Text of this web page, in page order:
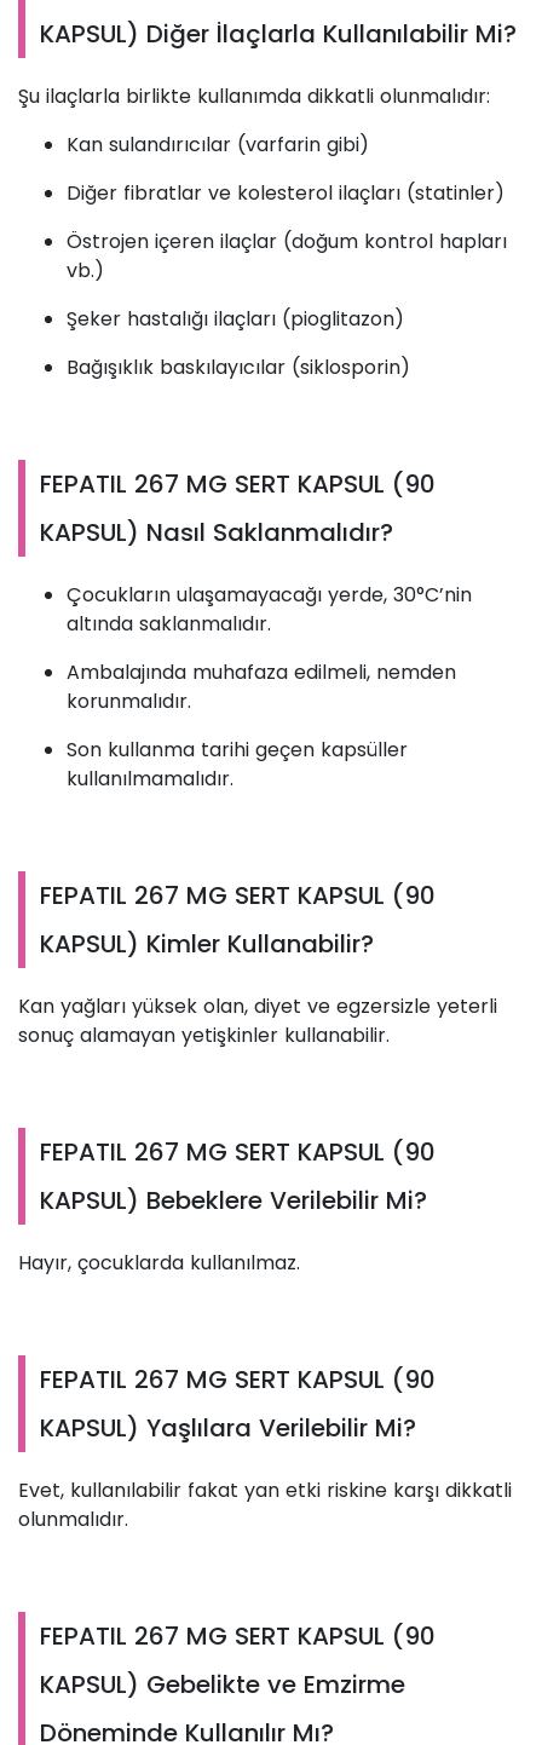
KAPSUL) Diğer İlaçlarla Kullanılabilir Mi?
Şu ilaçlarla birlikte kullanımda dikkatli olunmalıdır:
Kan sulandırıcılar (varfarin gibi)
Diğer fibratlar ve kolesterol ilaçları (statinler)
Östrojen içeren ilaçlar (doğum kontrol hapları
vb.)
Şeker hastalığı ilaçları (pioglitazon)
Bağışıklık baskılayıcılar (siklosporin)
FEPATIL 267 MG SERT KAPSUL (90
KAPSUL) Nasıl Saklanmalıdır?
Çocukların ulaşamayacağı yerde, 30°C’nin
altında saklanmalıdır.
Ambalajında muhafaza edilmeli, nemden
korunmalıdır.
Son kullanma tarihi geçen kapsüller
kullanılmamalıdır.
FEPATIL 267 MG SERT KAPSUL (90
KAPSUL) Kimler Kullanabilir?
Kan yağları yüksek olan, diyet ve egzersizle yeterli
sonuç alamayan yetişkinler kullanabilir.
FEPATIL 267 MG SERT KAPSUL (90
KAPSUL) Bebeklere Verilebilir Mi?
Hayır, çocuklarda kullanılmaz.
FEPATIL 267 MG SERT KAPSUL (90
KAPSUL) Yaşlılara Verilebilir Mi?
Evet, kullanılabilir fakat yan etki riskine karşı dikkatli
olunmalıdır.
FEPATIL 267 MG SERT KAPSUL (90
KAPSUL) Gebelikte ve Emzirme
Döneminde Kullanılır Mı?